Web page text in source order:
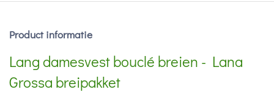
Product informatie
Lang damesvest bouclé breien - Lana
Grossa breipakket